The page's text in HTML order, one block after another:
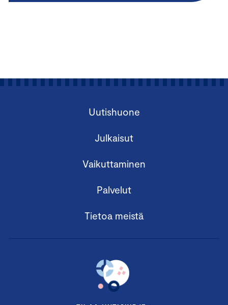
Uutishuone
Julkaisut
Vaikuttaminen
Palvelut
Tietoa meistä